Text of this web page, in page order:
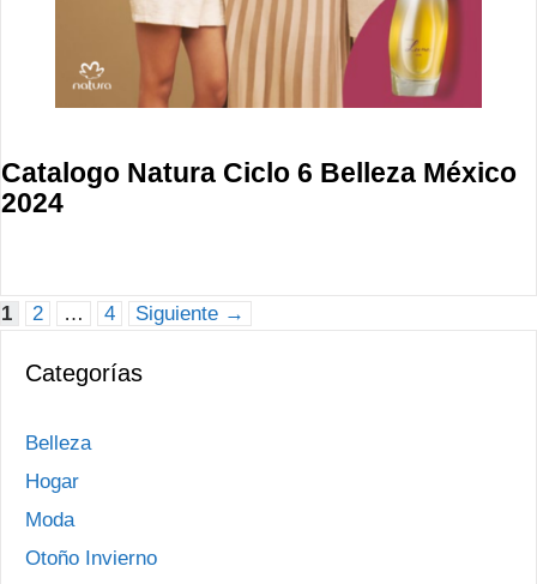
Catalogo Natura Ciclo 6 Belleza México
2024
Página
1 Página
2 … Página
4 Siguiente →
Categorías
Belleza
Hogar
Moda
Otoño Invierno